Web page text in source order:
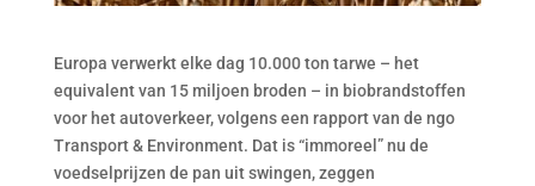
Europa verwerkt elke dag 10.000 ton tarwe – het
equivalent van 15 miljoen broden – in biobrandstoffen
voor het autoverkeer, volgens een rapport van de ngo
Transport & Environment. Dat is “immoreel” nu de
voedselprijzen de pan uit swingen, zeggen